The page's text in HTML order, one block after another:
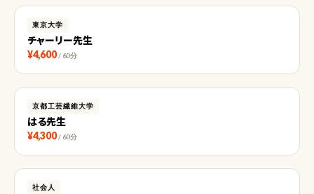
東京大学
チャーリー先生
¥4,600 / 60分
京都工芸繊維大学
はる先生
¥4,300 / 60分
社会人